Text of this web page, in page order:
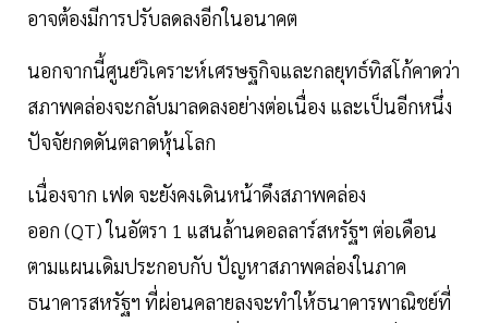
อาจต้องมีการปรับลดลงอีกในอนาคต
นอกจากนี้ศูนย์วิเคราะห์เศรษฐกิจและกลยุทธ์ทิสโก้คาดว่า
สภาพคล่องจะกลับมาลดลงอย่างต่อเนื่อง และเป็นอีกหนึ่ง
ปัจจัยกดดันตลาดหุ้นโลก
เนื่องจาก เฟด จะยังคงเดินหน้าดึงสภาพคล่อง
ออก (QT) ในอัตรา 1 แสนล้านดอลลาร์สหรัฐฯ ต่อเดือน
ตามแผนเดิมประกอบกับ ปัญหาสภาพคล่องในภาค
ธนาคารสหรัฐฯ ที่ผ่อนคลายลงจะทำให้ธนาคารพาณิชย์ที่